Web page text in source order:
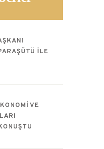
ILE
VE